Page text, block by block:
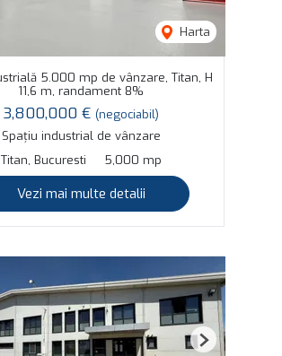
Harta
5.000 mp de vânzare, Titan, H
11,6 m, randament 8%
3,800,000 € (negociabil)
Spațiu industrial de vânzare
Titan, Bucuresti
5,000 mp
Vezi mai multe detalii
Next